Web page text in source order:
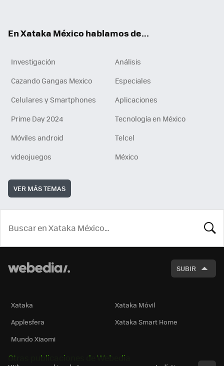
En Xataka México hablamos de...
Investigación
Análisis
Cazando Gangas Mexico
Especiales
Celulares y Smartphones
Aplicaciones
Prime Day 2024
Tecnología en México
Móviles android
Telcel
videojuegos
México
VER MÁS TEMAS
SUBIR
Xataka
Xataka Móvil
Applesfera
Xataka Smart Home
Mundo Xiaomi
Otras publicaciones de Webedia